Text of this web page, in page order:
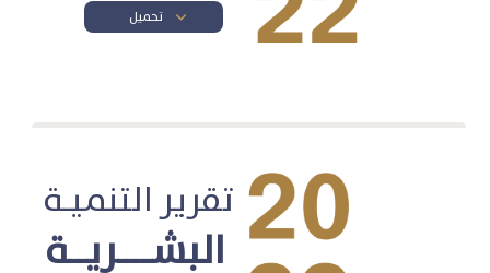
تحميل
تقرير التنميـة
البشــــريــة